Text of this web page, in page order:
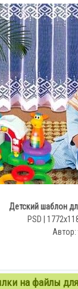
Детский шаблон
PSD |
Автор:
на файлы